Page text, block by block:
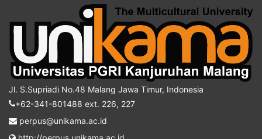
Jl. S.Supriadi No.48 Malang Jawa Timur, Indonesia
+62-341-801488 ext. 226, 227
perpus@unikama.ac.id